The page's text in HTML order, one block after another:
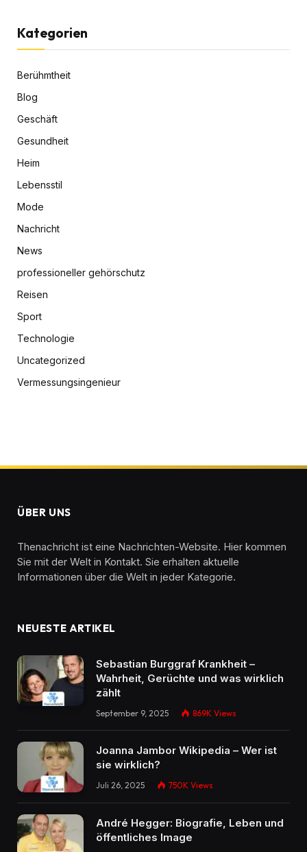
Kategorien
Berühmtheit
Blog
Geschäft
Gesundheit
Heim
Lebensstil
Mode
Nachricht
News
professioneller gehörschutz
Reisen
Sport
Technologie
Uncategorized
Vermessungsingenieur
ÜBER UNS
Thenachricht ist eine Nachrichten-Website. Hier kommen
Sie mit der Welt in Kontakt. Sie erhalten aktuelle
Informationen über die Welt in jeder Kategorie.
NEUESTE ARTIKEL
Sebastian Burggraf Krankheit –
Wahrheit, Gerüchte und was wirklich
zählt
September 9, 2025 869K Views
Joanna Jambor Wikipedia – Wer ist
sie wirklich?
Juli 26, 2025 750K Views
André Hegger: Biografie, Leben und
öffentliches Image